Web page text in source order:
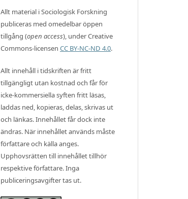
Allt material i Sociologisk Forskning
publiceras med omedelbar öppen
tillgång (open access), under Creative
Commons-licensen CC BY-NC-ND 4.0.
Allt innehåll i tidskriften är fritt
tillgängligt utan kostnad och får för
icke-kommersiella syften fritt läsas,
laddas ned, kopieras, delas, skrivas ut
och länkas. Innehållet får dock inte
ändras. När innehållet används måste
författare och källa anges.
Upphovsrätten till innehållet tillhör
respektive författare. Inga
publiceringsavgifter tas ut.